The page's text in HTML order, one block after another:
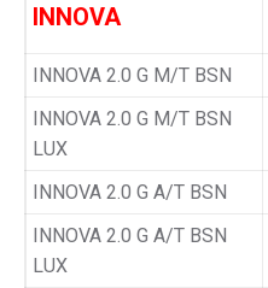
INNOVA
INNOVA 2.0 G M/T BSN
INNOVA 2.0 G M/T BSN
LUX
INNOVA 2.0 G A/T BSN
INNOVA 2.0 G A/T BSN
LUX